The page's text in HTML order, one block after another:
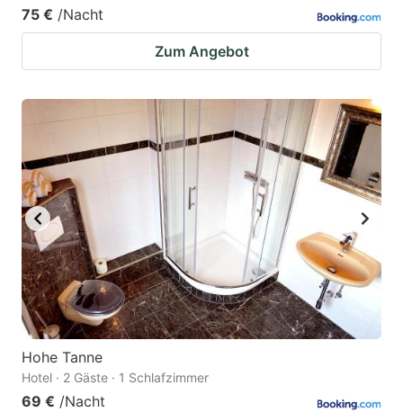
75 € /Nacht
Zum Angebot
Hohe Tanne
Hotel · 2 Gäste · 1 Schlafzimmer
69 € /Nacht